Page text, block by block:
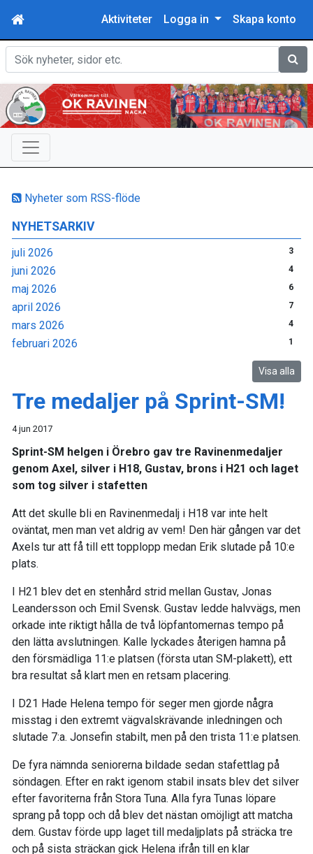
Aktiviteter Logga in Skapa konto
Sök
Nyheter som RSS-flöde
NYHETSARKIV
juli 2026 3
juni 2026 4
maj 2026 6
april 2026 7
mars 2026 4
februari 2026 1
Visa alla
Tre medaljer på Sprint-SM!
4 jun 2017
Sprint-SM helgen i Örebro gav tre Ravinenmedaljer
genom Axel, silver i H18, Gustav, brons i H21 och laget
som tog silver i stafetten
Att det skulle bli en Ravinenmedalj i H18 var inte helt
oväntat, men man vet aldrig av vem! Den här gången var det
Axels tur att få till ett topplopp medan Erik slutade på 10:e
plats.
I H21 blev det en stenhård strid mellan Gustav, Jonas
Leandersson och Emil Svensk. Gustav ledde halvvägs, men
orkade inte riktigt hålla de två löpfantomernas tempo på
den lätta avslutningen. Kalle lyckades återigen hamna på
den försmädliga 11:e platsen (första utan SM-plakett), ett
bra resultat så klart men en retsam placering.
I D21 Hade Helena tempo för seger men gjorde några
misstag i den extremt vägvalskrävande inledningen och
slutade 7:a. Jonsefin stabilt, men på den trista 11:e platsen.
De fyra nämnda seniorerna bildade sedan stafettlag på
söndagen. Efter en rakt igenom stabil insats blev det silver
efter favoriterna från Stora Tuna. Alla fyra Tunas löpare
sprang på topp och då blev det nästan omöjligt att matcha
dem. Gustav förde upp laget till medaljplats på sträcka tre
och på sista sträckan gick Helena ifrån till en klar